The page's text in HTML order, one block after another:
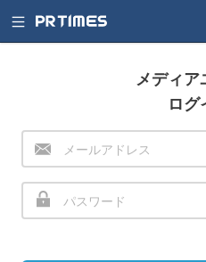
メディア
ログ